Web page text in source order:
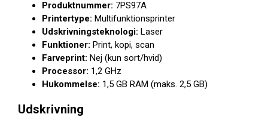
Produktnummer: 7PS97A
Printertype: Multifunktionsprinter
Udskrivningsteknologi: Laser
Funktioner: Print, kopi, scan
Farveprint: Nej (kun sort/hvid)
Processor: 1,2 GHz
Hukommelse: 1,5 GB RAM (maks. 2,5 GB)
Udskrivning